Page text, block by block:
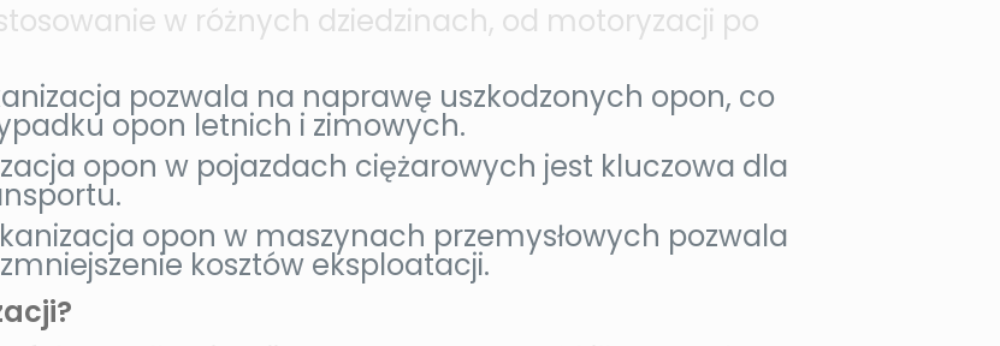
w różnych dziedzinach, od motoryzacji po
pozwala na naprawę uszkodzonych opon, co
opon letnich i zimowych.
opon w pojazdach ciężarowych jest kluczowa dla
opon w maszynach przemysłowych pozwala
kosztów eksploatacji.